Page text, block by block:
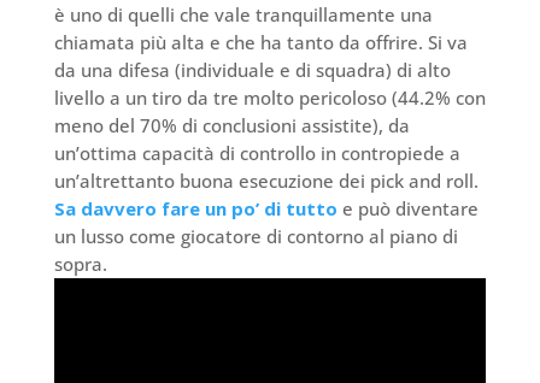
è uno di quelli che vale tranquillamente una
chiamata più alta e che ha tanto da offrire. Si va
da una difesa (individuale e di squadra) di alto
livello a un tiro da tre molto pericoloso (44.2% con
meno del 70% di conclusioni assistite), da
un’ottima capacità di controllo in contropiede a
un’altrettanto buona esecuzione dei pick and roll.
Sa davvero fare un po’ di tutto e può diventare
un lusso come giocatore di contorno al piano di
sopra.